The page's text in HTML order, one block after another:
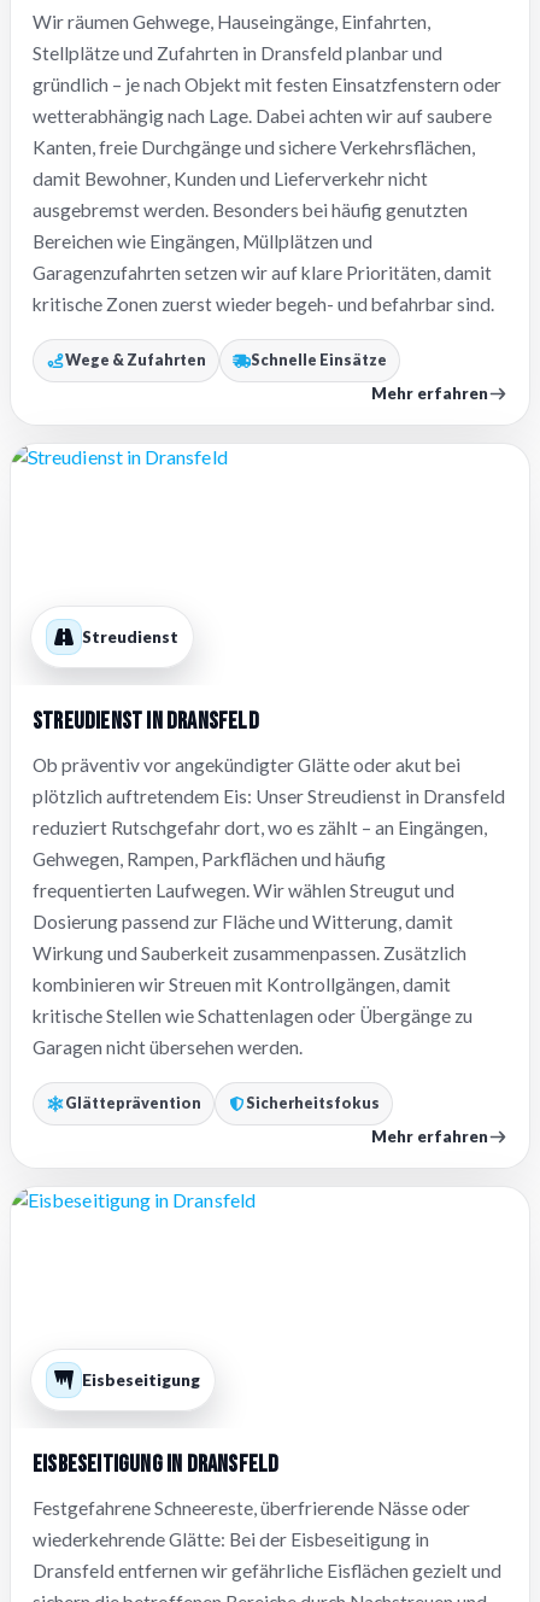
Wir räumen Gehwege, Hauseingänge, Einfahrten,
Stellplätze und Zufahrten in Dransfeld planbar und
gründlich – je nach Objekt mit festen Einsatzfenstern oder
wetterabhängig nach Lage. Dabei achten wir auf saubere
Kanten, freie Durchgänge und sichere Verkehrsflächen,
damit Bewohner, Kunden und Lieferverkehr nicht
ausgebremst werden. Besonders bei häufig genutzten
Bereichen wie Eingängen, Müllplätzen und
Garagenzufahrten setzen wir auf klare Prioritäten, damit
kritische Zonen zuerst wieder begeh- und befahrbar sind.
Wege & Zufahrten Schnelle Einsätze
Mehr erfahren
Streudienst
Streudienst in Dransfeld
Ob präventiv vor angekündigter Glätte oder akut bei
plötzlich auftretendem Eis: Unser Streudienst in Dransfeld
reduziert Rutschgefahr dort, wo es zählt – an Eingängen,
Gehwegen, Rampen, Parkflächen und häufig
frequentierten Laufwegen. Wir wählen Streugut und
Dosierung passend zur Fläche und Witterung, damit
Wirkung und Sauberkeit zusammenpassen. Zusätzlich
kombinieren wir Streuen mit Kontrollgängen, damit
kritische Stellen wie Schattenlagen oder Übergänge zu
Garagen nicht übersehen werden.
Glätteprävention Sicherheitsfokus
Mehr erfahren
Eisbeseitigung
Eisbeseitigung in Dransfeld
Festgefahrene Schneereste, überfrierende Nässe oder
wiederkehrende Glätte: Bei der Eisbeseitigung in
Dransfeld entfernen wir gefährliche Eisflächen gezielt und